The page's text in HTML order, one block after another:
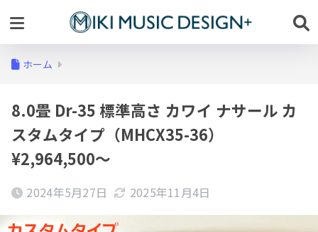
ホーム
8.0畳 Dr-35 標準高さ カワイ ナサール カ
スタムタイプ（MHCX35-36）
¥2,964,500～
2024年5月27日 2025年11月4日